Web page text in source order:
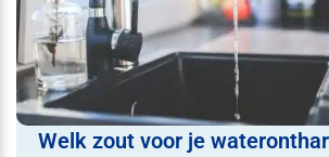
Welk zout voor je